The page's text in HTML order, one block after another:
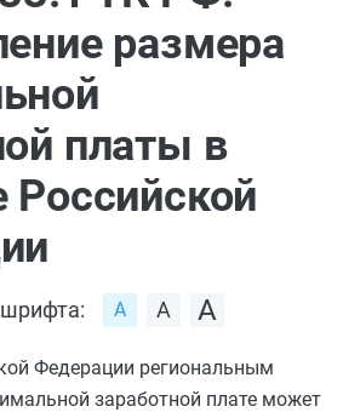
размера
платы в
Российской
Федерации региональным
заработной плате может